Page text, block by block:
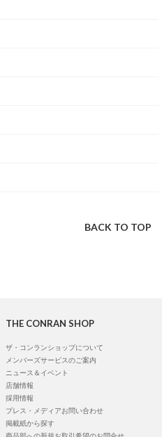
BACK TO TOP
THE CONRAN SHOP
ザ・コンランショップについて
メンバーズサービスのご案内
ニュース＆イベント
店舗情報
採用情報
プレス・メディアお問い合わせ
掲載紙から探す